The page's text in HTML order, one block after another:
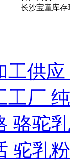
长沙宝童库存
工供
工厂
骆驼
驼乳